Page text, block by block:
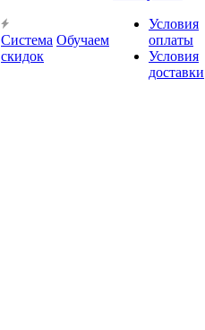
Система
скидок
Обучаем
Условия
оплаты
Условия
доставки